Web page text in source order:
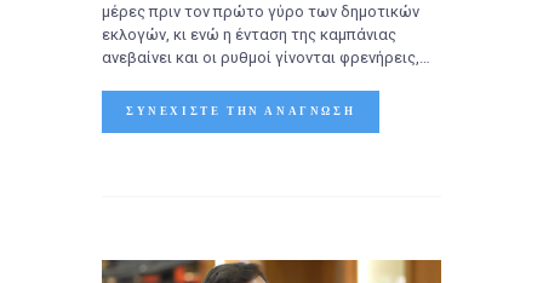
μέρες πριν τον πρώτο γύρο των δημοτικών
εκλογών, κι ενώ η ένταση της καμπάνιας
ανεβαίνει και οι ρυθμοί γίνονται φρενήρεις,…
ΣΥΝΕΧΊΣΤΕ ΤΗΝ ΑΝΆΓΝΩΣΗ